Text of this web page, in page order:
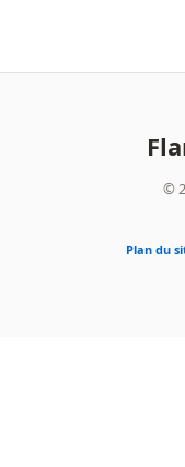
©
Plan du